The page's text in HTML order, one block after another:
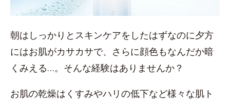
朝はしっかりとスキンケアをしたはずなのに夕方
にはお肌がカサカサで、さらに顔色もなんだか暗
くみえる…。そんな経験はありませんか？
お肌の乾燥はくすみやハリの低下など様々な肌ト